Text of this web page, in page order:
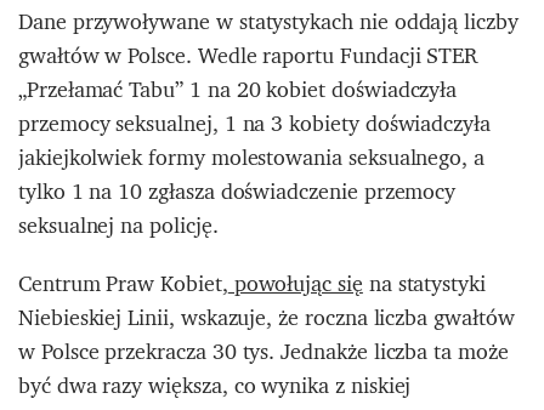
Dane przywoływane w statystykach nie oddają liczby
gwałtów w Polsce. Wedle raportu Fundacji STER
„Przełamać Tabu” 1 na 20 kobiet doświadczyła
przemocy seksualnej, 1 na 3 kobiety doświadczyła
jakiejkolwiek formy molestowania seksualnego, a
tylko 1 na 10 zgłasza doświadczenie przemocy
seksualnej na policję.
Centrum Praw Kobiet,powołując sięna statystyki
Niebieskiej Linii, wskazuje, że roczna liczba gwałtów
w Polsce przekracza 30 tys. Jednakże liczba ta może
być dwa razy większa, co wynika z niskiej